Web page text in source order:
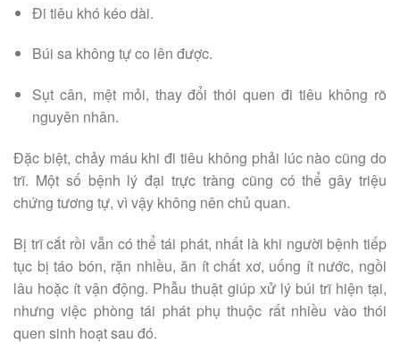
Đi tiêu khó kéo dài.
Búi sa không tự co lên được.
Sụt cân, mệt mỏi, thay đổi thói quen đi tiêu không rõ
nguyên nhân.
Đặc biệt, chảy máu khi đi tiêu không phải lúc nào cũng do
trĩ. Một số bệnh lý đại trực tràng cũng có thể gây triệu
chứng tương tự, vì vậy không nên chủ quan.
Bị trĩ cắt rồi vẫn có thể tái phát, nhất là khi người bệnh tiếp
tục bị táo bón, rặn nhiều, ăn ít chất xơ, uống ít nước, ngồi
lâu hoặc ít vận động. Phẫu thuật giúp xử lý búi trĩ hiện tại,
nhưng việc phòng tái phát phụ thuộc rất nhiều vào thói
quen sinh hoạt sau đó.